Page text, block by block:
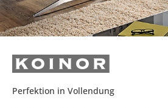
Perfektion in Vollendung